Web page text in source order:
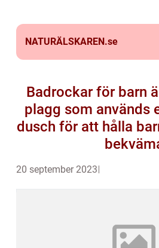
NATURÄLSKAREN.se
Badrockar för barn
plagg som används
dusch för att hålla
20 september 2023